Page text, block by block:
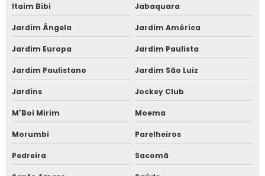
Janela de correr 2 folhas
Janela de correr 2 folhas alumínio
Janela de correr 3 folhas
Janela de correr 4 folhas
Janela de correr para quarto
Janela fixa vidro duplo
Itaim Bibi Jabaquara
Jardim Ângela Jardim América
Jardim Europa Jardim Paulista
Jardim Paulistano Jardim São Luiz
Jardins Jockey Club
M'Boi Mirim Moema
Morumbi Parelheiros
Pedreira Sacomã